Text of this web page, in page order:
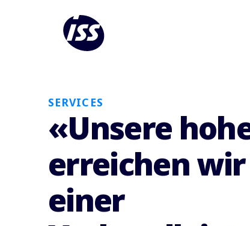
SERVICES
«Unsere
erreichen
einer